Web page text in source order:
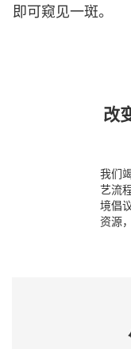
即可窥见一斑。
改
我们
艺流
境倡
资源